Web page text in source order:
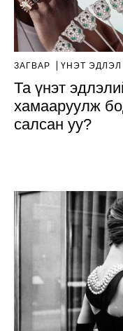
ЗАГВАР ҮНЭТ ЭДЛЭЛ
Та үнэт
хамааруулж
салсан уу?